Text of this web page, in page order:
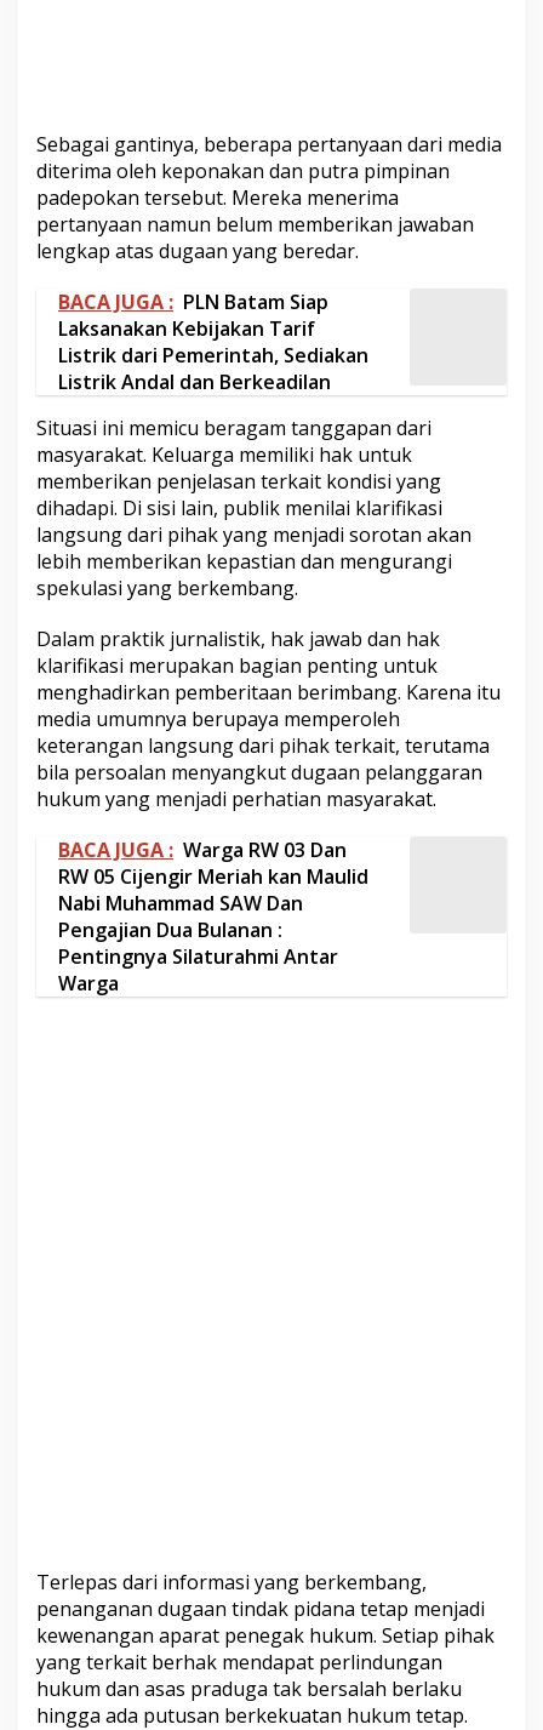
Sebagai gantinya, beberapa pertanyaan dari media
diterima oleh keponakan dan putra pimpinan
padepokan tersebut. Mereka menerima
pertanyaan namun belum memberikan jawaban
lengkap atas dugaan yang beredar.
BACA JUGA : PLN Batam Siap
Laksanakan Kebijakan Tarif
Listrik dari Pemerintah, Sediakan
Listrik Andal dan Berkeadilan
Situasi ini memicu beragam tanggapan dari
masyarakat. Keluarga memiliki hak untuk
memberikan penjelasan terkait kondisi yang
dihadapi. Di sisi lain, publik menilai klarifikasi
langsung dari pihak yang menjadi sorotan akan
lebih memberikan kepastian dan mengurangi
spekulasi yang berkembang.
Dalam praktik jurnalistik, hak jawab dan hak
klarifikasi merupakan bagian penting untuk
menghadirkan pemberitaan berimbang. Karena itu
media umumnya berupaya memperoleh
keterangan langsung dari pihak terkait, terutama
bila persoalan menyangkut dugaan pelanggaran
hukum yang menjadi perhatian masyarakat.
BACA JUGA : Warga RW 03 Dan
RW 05 Cijengir Meriah kan Maulid
Nabi Muhammad SAW Dan
Pengajian Dua Bulanan :
Pentingnya Silaturahmi Antar
Warga
Terlepas dari informasi yang berkembang,
penanganan dugaan tindak pidana tetap menjadi
kewenangan aparat penegak hukum. Setiap pihak
yang terkait berhak mendapat perlindungan
hukum dan asas praduga tak bersalah berlaku
hingga ada putusan berkekuatan hukum tetap.